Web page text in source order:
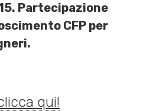
Partecipazione
CFP per
qui!